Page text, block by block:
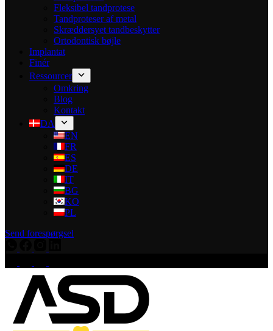
Fleksibel tandprotese
Tandproteser af metal
Skræddersyet tandbeskytter
Ortodontisk bøjle
Implantat
Finér
Ressourcer
Omkring
Blog
Kontakt
DA
EN
FR
ES
DE
IT
BG
KO
PL
Send forespørgsel